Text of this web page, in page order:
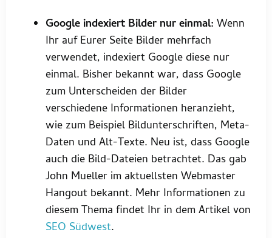
Google indexiert Bilder nur einmal: Wenn
Ihr auf Eurer Seite Bilder mehrfach
verwendet, indexiert Google diese nur
einmal. Bisher bekannt war, dass Google
zum Unterscheiden der Bilder
verschiedene Informationen heranzieht,
wie zum Beispiel Bildunterschriften, Meta-
Daten und Alt-Texte. Neu ist, dass Google
auch die Bild-Dateien betrachtet. Das gab
John Mueller im aktuellsten Webmaster
Hangout bekannt. Mehr Informationen zu
diesem Thema findet Ihr in dem Artikel von
SEO Südwest.